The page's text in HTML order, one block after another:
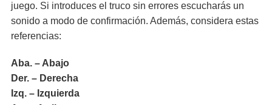
juego. Si introduces el truco sin errores escucharás un
sonido a modo de confirmación. Además, considera estas
referencias:
Aba. – Abajo
Der. – Derecha
Izq. – Izquierda